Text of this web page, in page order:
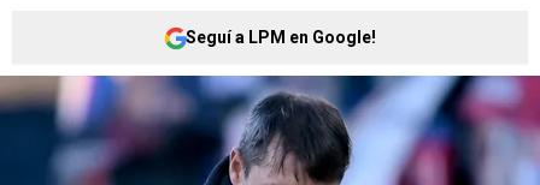
Seguí a LPM en Google!